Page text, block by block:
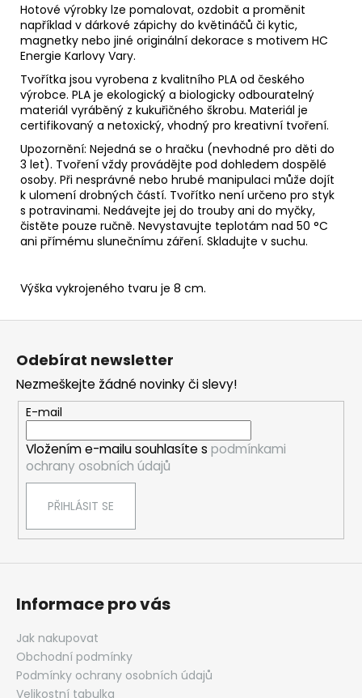
Hotové výrobky lze pomalovat, ozdobit a proměnit
například v dárkové zápichy do květináčů či kytic,
magnetky nebo jiné originální dekorace s motivem HC
Energie Karlovy Vary.
Tvořítka jsou vyrobena z kvalitního PLA od českého
výrobce. PLA je ekologický a biologicky odbouratelný
materiál vyráběný z kukuřičného škrobu. Materiál je
certifikovaný a netoxický, vhodný pro kreativní tvoření.
Upozornění: Nejedná se o hračku (nevhodné pro děti do
3 let). Tvoření vždy provádějte pod dohledem dospělé
osoby. Při nesprávné nebo hrubé manipulaci může dojít
k ulomení drobných částí. Tvořítko není určeno pro styk
s potravinami. Nedávejte jej do trouby ani do myčky,
čistěte pouze ručně. Nevystavujte teplotám nad 50 °C
ani přímému slunečnímu záření. Skladujte v suchu.
Výška vykrojeného tvaru je 8 cm.
Z
Odebírat newsletter
Nezmeškejte žádné novinky či slevy!
E-mail
Vložením e-mailu souhlasíte s podmínkami
ochrany osobních údajů
PŘIHLÁSIT SE
Informace pro vás
Jak nakupovat
Obchodní podmínky
Podmínky ochrany osobních údajů
Velikostní tabulka